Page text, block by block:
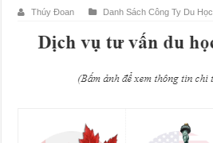
Thúy Đoan Danh Sách Công Ty Du Học